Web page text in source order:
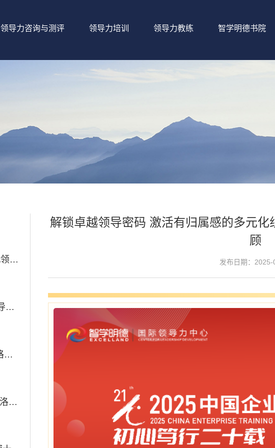
领导力咨询与测评 领导力培训 领导力教练 智学明德书院
《激励人心》译者序：赞赏·AI时代领导者最有效的赋能手段 | 祝贺《激励人心》第二版新书上市！
【结课小记】祝贺第30期领越®领导力公开课暨导师认证课成功举办|深耕十二载 认证导师百余位 卓越领导五种习惯行为®助力在AI时代成就非凡
叮咚～“神经科学体验课”三讲连发咯｜「佛影漫谈领导力」新品上线 科学提升你的效能与幸福感
2026美国ATD（人才发展大会）在洛杉矶盛大举行 | AI与领导力主题引领大会
解锁卓越领导密码 激活有归属感的多元
顾
发布日期：2025-